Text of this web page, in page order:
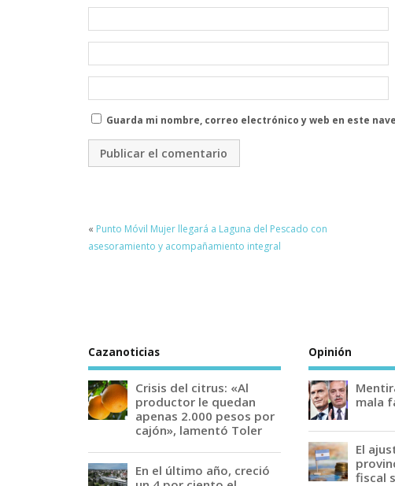
Guarda mi nombre, correo electrónico y web en este
« Punto Móvil Mujer llegará a Laguna del Pescado con
asesoramiento y acompañamiento integral
Cazanoticias
Crisis del citrus: «Al
productor le quedan
apenas 2.000 pesos por
cajón», lamentó Toler
En el último año, creció
Opinión
mala
El
fiscal